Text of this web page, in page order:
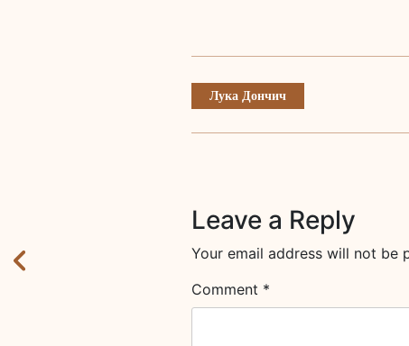
Лука Дончич
Leave a Reply
Your email address will not be
Comment *